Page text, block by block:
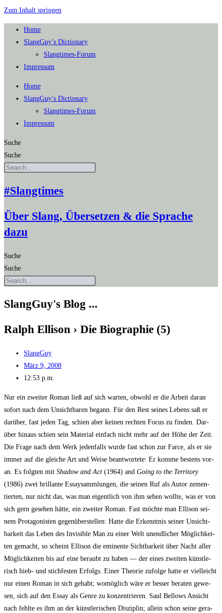
Zum Inhalt springen
Home
SlangGuy’s Dic­tion­a­ry
Slang­times-Forum
Impres­sum
Home
SlangGuy’s Dic­tion­a­ry
Slang­times-Forum
Impres­sum
Suche
Suche
#Slangtimes
Über Slang, Übersetzen & die Sprache
dazu
Suche
Suche
SlangGuy's Blog ...
Ralph Elli­son › Die Bio­gra­phie (5)
SlangGuy
März 9, 2008
12:53 p.m.
Nur ein zwei­ter Roman ließ auf sich war­ten, obwohl er die Arbeit dar­an
sofort nach dem Unsicht­ba­ren begann. Für den Rest sei­nes Lebens saß er
dar­über, fast jeden Tag, schien aber kei­nen rech­ten Focus zu fin­den. Dar­
über hin­aus schien sein Mate­ri­al ein­fach nicht mehr auf der Höhe der Zeit.
Die Fra­ge nach dem Werk jeden­falls wur­de fast schon zur Far­ce, als er sie
immer auf die glei­che Art und Wei­se beant­wor­te­te: Er kom­me bes­tens vor­
an. Es folg­ten mit Shadow and Act (1964) and Going to the Ter­ri­to­ry
(1986) zwei bril­lan­te Essay­samm­lun­gen, die sei­nen Ruf als Autor zemen­
tier­ten, nur nicht das, was man eigent­lich von ihm sehen woll­te, was er von
sich gern gese­hen hät­te, ein zwei­ter Roman. Fast möch­te man Elli­son sei­
nem Prot­ago­nis­ten gegen­über­stel­len: Hat­te die Erkennt­nis sei­ner Unsicht­
bar­keit das Leben des Invi­si­ble Man zu einer Welt unend­li­cher Mög­lich­kei­
ten gemacht, so scheint Elli­son die emi­nen­te Sicht­bar­keit über Nacht aller
Mög­lichkeiten bis auf eine beraubt zu haben — der eines zwei­ten künst­le­
risch hieb- und stich­fes­ten Erfolgs. Einer Theo­rie zufol­ge hat­te er viel­leicht
nur einen Roman in sich gehabt; womög­lich wäre er bes­ser bera­ten gewe­
sen, sich auf den Essay als Gen­re zu kon­zen­trie­ren. Saul Bel­lows Ansicht
nach fehl­te es ihm an der künst­le­ri­schen Dis­zi­plin; allein schon sei­ne gera­